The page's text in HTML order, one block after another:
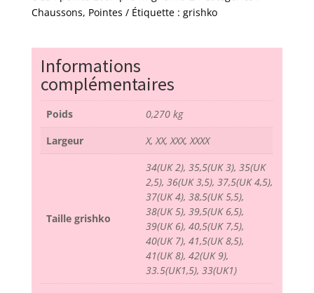
pro
grishko
Chaussons, Pointes Étiquette : grishko
Informations
complémentaires
Poids
0,270 kg
Largeur
X, XX, XXX, XXXX
Taille grishko
34(UK 2), 35,5(UK 3), 35(UK
2,5), 36(UK 3,5), 37,5(UK 4,5),
37(UK 4), 38,5(UK 5,5),
38(UK 5), 39,5(UK 6,5),
39(UK 6), 40,5(UK 7,5),
40(UK 7), 41,5(UK 8,5),
41(UK 8), 42(UK 9),
33.5(UK1,5), 33(UK1)